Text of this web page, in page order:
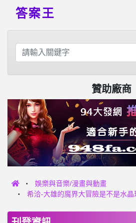
答案王
贊助廠商
娛樂與音樂/漫畫與動畫
希洽-大雄的魔界大冒險是不是水晶